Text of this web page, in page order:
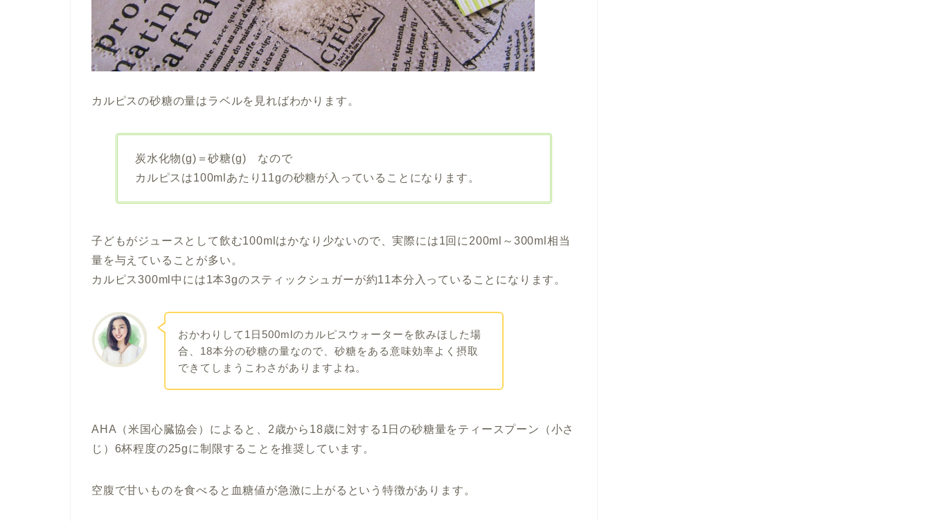
カルピスの砂糖の量はラベルを見ればわかります。
炭水化物(g)＝砂糖(g) なので
カルピスは100mlあたり11gの砂糖が入っていることになります。
子どもがジュースとして飲む100mlはかなり少ないので、実際には1回に200ml～300ml相当
量を与えていることが多い。
カルピス300ml中には1本3gのスティックシュガーが約11本分入っていることになります。
おかわりして1日500mlのカルピスウォーターを飲みほした場
合、18本分の砂糖の量なので、砂糖をある意味効率よく摂取
できてしまうこわさがありますよね。
AHA（米国心臓協会）によると、2歳から18歳に対する1日の砂糖量をティースプーン（小さ
じ）6杯程度の25gに制限することを推奨しています。
空腹で甘いものを食べると血糖値が急激に上がるという特徴があります。